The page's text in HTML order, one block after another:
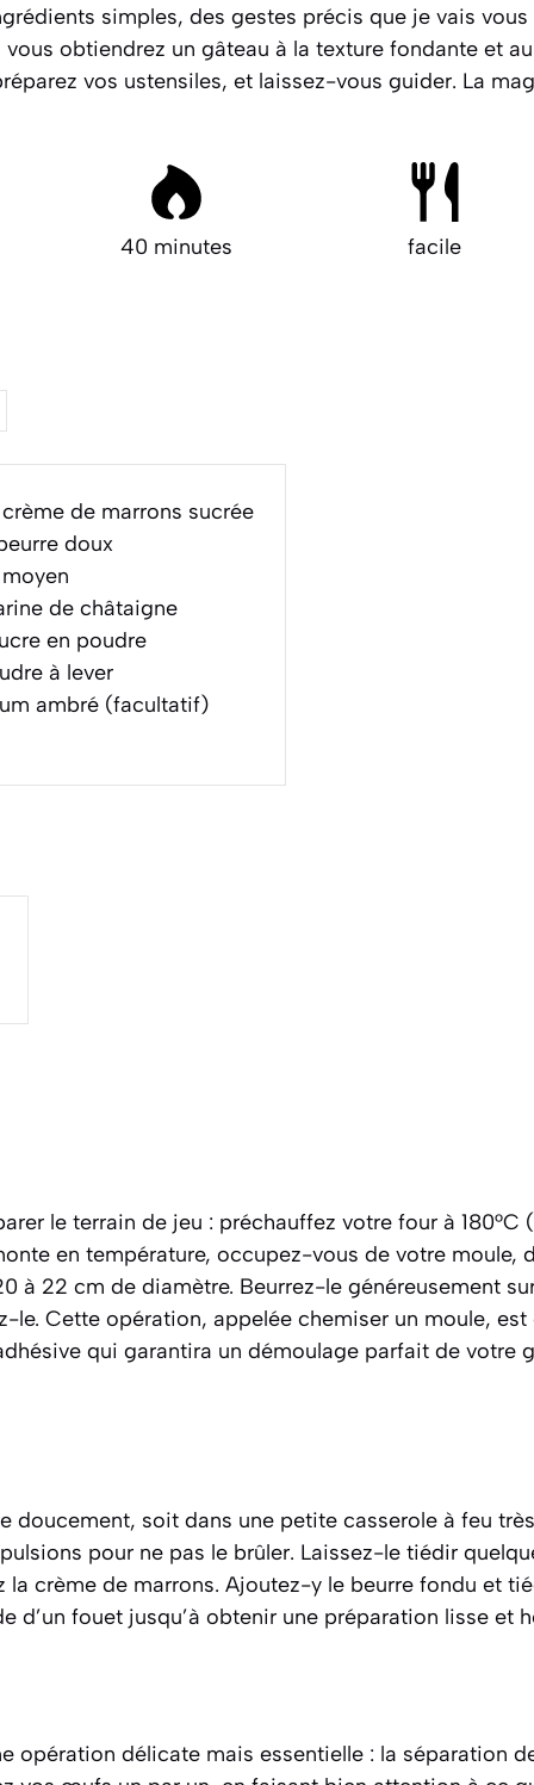
simples, des gestes précis que je vais
vous obtiendrez un gâteau à la texture fondante et
vos ustensiles, et laissez-vous guider. La
40 minutes facile
de marrons sucrée
doux
de châtaigne
en poudre
à lever
ambré (facultatif)
le terrain de jeu : préchauffez votre four à 180°C
en température, occupez-vous de votre moule,
à 22 cm de diamètre. Beurrez-le généreusement
le. Cette opération, appelée chemiser un moule, est
qui garantira un démoulage parfait de votre
doucement, soit dans une petite casserole à feu
pour ne pas le brûler. Laissez-le tiédir
la crème de marrons. Ajoutez-y le beurre fondu et
d’un fouet jusqu’à obtenir une préparation lisse et
opération délicate mais essentielle : la séparation